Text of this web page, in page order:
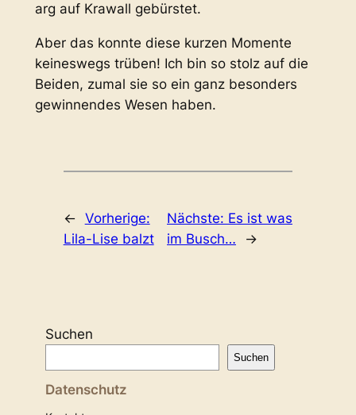
arg auf Krawall gebürstet.
Aber das konnte diese kurzen Momente
keineswegs trüben! Ich bin so stolz auf die
Beiden, zumal sie so ein ganz besonders
gewinnendes Wesen haben.
← Vorherige:
Lila-Lise balzt
Nächste: Es ist was
im Busch…
→
Suchen
Suchen
Datenschutz